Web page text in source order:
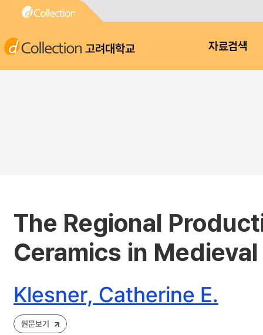
고려대학교 자료검색
The Regional
Ceramics in
Klesner, Catherine E.
원문보기